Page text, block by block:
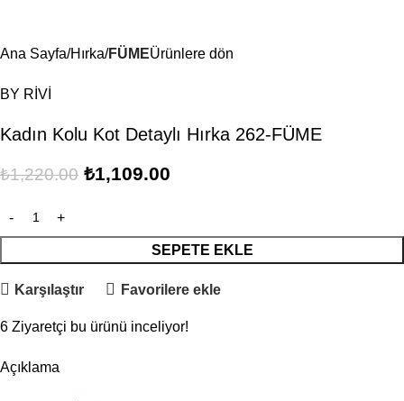
Ana Sayfa Hırka FÜMEÜrünlere dön
BY RİVİ
Kadın Kolu Kot Detaylı Hırka 262-FÜME
₺1,220.00 ₺1,109.00
SEPETE EKLE
Karşılaştır Favorilere ekle
6 Ziyaretçi bu ürünü inceliyor!
Açıklama